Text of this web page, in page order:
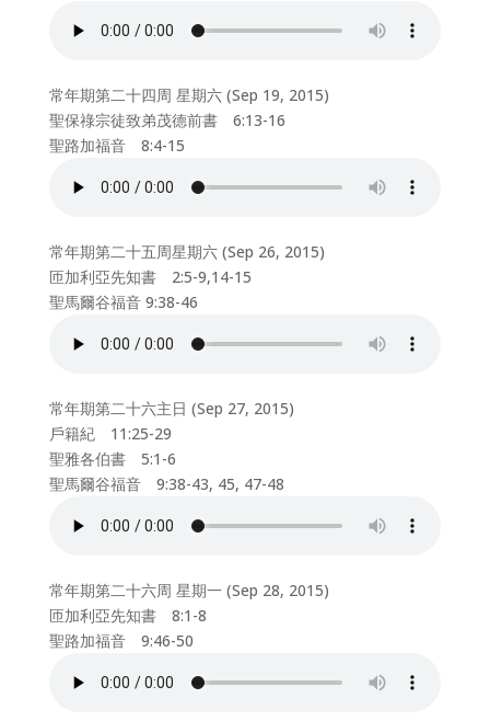
常年期第二十四周 星期六 (Sep 19, 2015)
聖保祿宗徒致弟茂德前書 6:13-16
聖路加福音 8:4-15
常年期第二十五周星期六 (Sep 26, 2015)
匝加利亞先知書 2:5-9,14-15
聖馬爾谷福音 9:38-46
常年期第二十六主日 (Sep 27, 2015)
戶籍紀 11:25-29
聖雅各伯書 5:1-6
聖馬爾谷福音 9:38-43, 45, 47-48
常年期第二十六周 星期一 (Sep 28, 2015)
匝加利亞先知書 8:1-8
聖路加福音 9:46-50